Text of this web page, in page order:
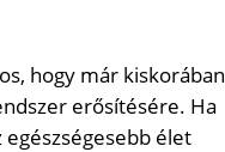
hogy már kiskorában
erősítésére. Ha
élet